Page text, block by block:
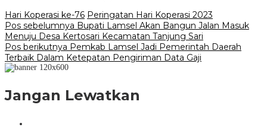
Hari Koperasi ke-76 Peringatan Hari Koperasi 2023
Navigasi
pos
Pos sebelumnya Bupati Lamsel Akan Bangun Jalan Masuk
Menuju Desa Kertosari Kecamatan Tanjung Sari
Pos berikutnya Pemkab Lamsel Jadi Pemerintah Daerah
Terbaik Dalam Ketepatan Pengiriman Data Gaji
Jangan Lewatkan